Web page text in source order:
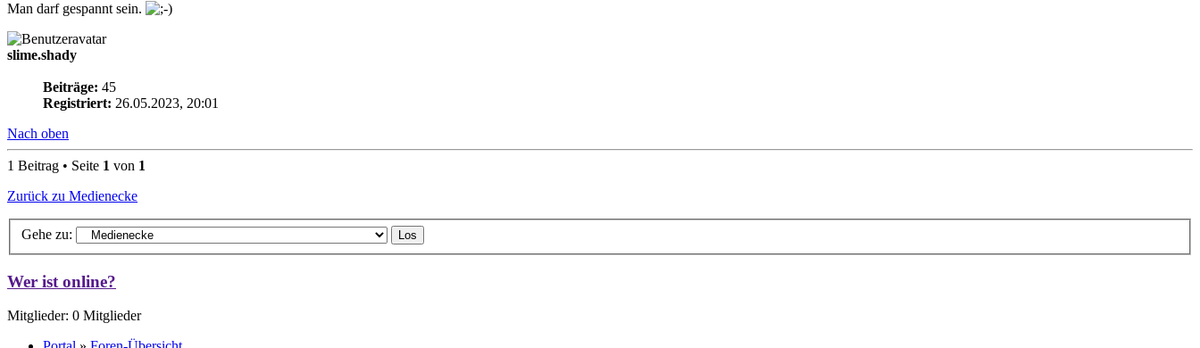
Man darf gespannt sein.
slime.shady
Beiträge: 45
Registriert: 26.05.2023, 20:01
Nach oben
1 Beitrag • Seite 1 von 1
Zurück zu Medienecke
Gehe zu:
Wer ist online?
Mitglieder: 0 Mitglieder